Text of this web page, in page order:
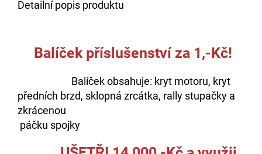
Detailní popis produktu
Balíček příslušenství za 1,-Kč!
Balíček obsahuje: kryt motoru, kryt
předních brzd, sklopná zrcátka, rally stupačky a
zkrácenou
páčku spojky